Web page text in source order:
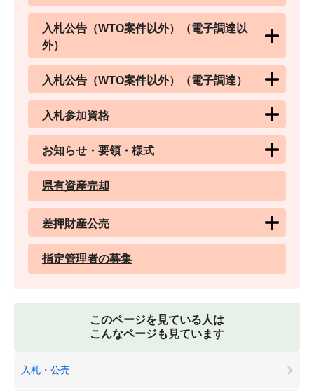
入札公告（WTO案件以外）（電子調達以
外）
入札公告（WTO案件以外）（電子調達）
入札参加資格
お知らせ・要領・様式
県有資産売却
差押財産公売
指定管理者の募集
このページを見ている人は
こんなページも見ています
入札・公売